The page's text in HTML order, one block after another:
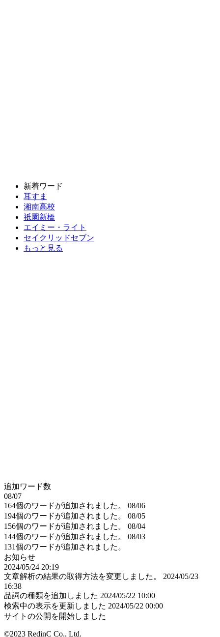
新着ワード
耳すま
湘南高校
祇園新橋
エイミー・ライト
セイクリッドセブン
もっと見る
追加ワード数
08/07
164個のワードが追加されました。
08/06
194個のワードが追加されました。
08/05
156個のワードが追加されました。
08/04
144個のワードが追加されました。
08/03
131個のワードが追加されました。
お知らせ
2024/05/24 20:19
文章解析の結果の取得方法を変更しました。
2024/05/23
16:38
品詞の種類を追加しました 2024/05/22 10:00
検索中の表示を更新しました 2024/05/22 00:00
サイトの公開を開始しました
©2023 RedinC Co., Ltd.